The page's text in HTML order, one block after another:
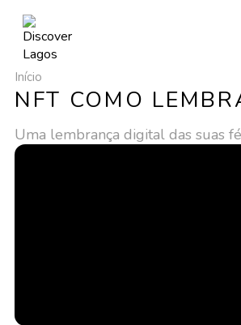
Início
NFT COMO
Uma lembrança digital das suas